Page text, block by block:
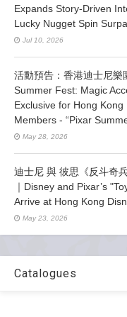
Expands Story-Driven
Lucky Nugget Spin
Jul 10, 2026
活動預告：香港迪士尼
Summer Fest: Magic
Exclusive for Hong
Members - “Pixar
May 28, 2026
迪士尼 與 彼思《反斗奇
｜Disney and Pixar’s
Arrive at Hong Kong
May 23, 2026
Catalogues